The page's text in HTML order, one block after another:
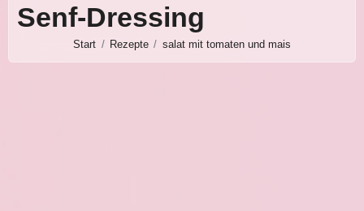
Senf-Dressing
Start Rezepte salat mit tomaten und mais